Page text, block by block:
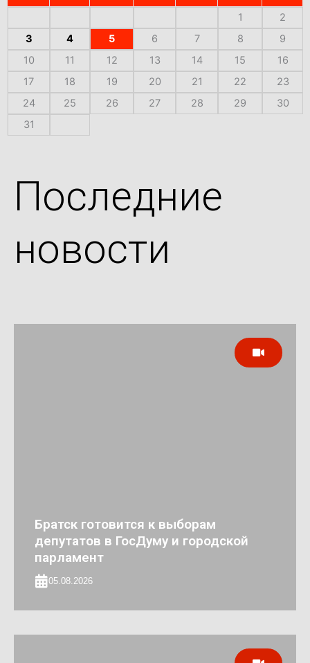
1
2
3
4 5 6 7 8
9
10
11 12 13 14 15
16
17
18 19 20 21 22
23
24
25 26 27 28 29
30
31
Последние
новости
Братск готовится к выборам
депутатов в ГосДуму и городской
парламент
05.08.2026